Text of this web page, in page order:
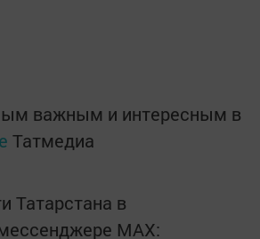
важным и интересным в
Татмедиа
Татарстана в
MАХ: